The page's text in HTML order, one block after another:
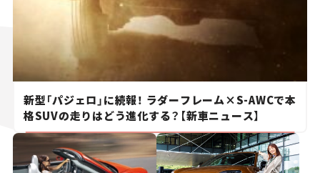
新型「パジェロ」に続報！ ラダーフレーム×S-AWCで本
格SUVの走りはどう進化する？【新車ニュース】